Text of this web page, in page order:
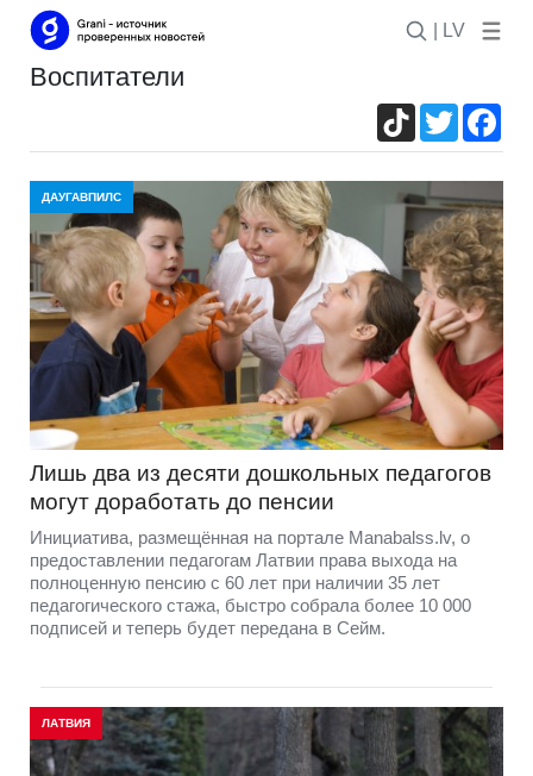
| LV
воспитатели
TikTokTwitter
ДАУГАВПИЛС
Лишь два из десяти дошкольных педагогов
могут доработать до пенсии
Инициатива, размещённая на портале Manabalss.lv, о
предоставлении педагогам Латвии права выхода на
полноценную пенсию с 60 лет при наличии 35 лет
педагогического стажа, быстро собрала более 10 000
подписей и теперь будет передана в Сейм.
ЛАТВИЯ